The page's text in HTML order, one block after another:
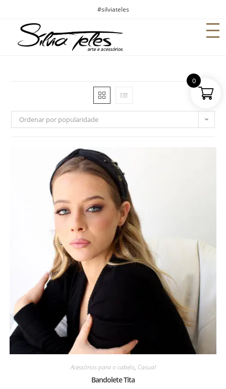
#silviateles
Ordenar por popularidade
Acessórios para o cabelo, Casual
Bandolete Tita
0